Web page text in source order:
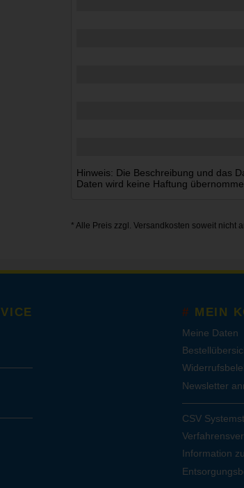
Hinweis: Die Beschreibung und das
Daten wird keine Haftung
* Alle Preis zzgl.Versandkosten soweit nicht
MEIN
Meine Daten
Newsletter
CSV
Information